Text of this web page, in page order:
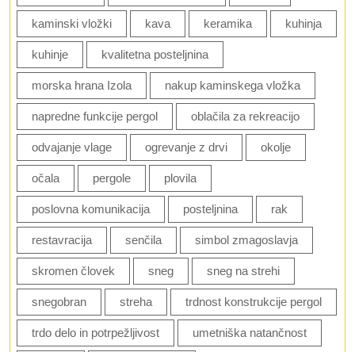
kaminski vložki kava keramika kuhinja
kuhinje kvalitetna posteljnina
morska hrana Izola nakup kaminskega vložka
napredne funkcije pergol oblačila za rekreacijo
odvajanje vlage ogrevanje z drvi okolje
očala pergole plovila
poslovna komunikacija posteljnina rak
restavracija senčila simbol zmagoslavja
skromen človek sneg sneg na strehi
snegobran streha trdnost konstrukcije pergol
trdo delo in potrpežljivost umetniška natančnost